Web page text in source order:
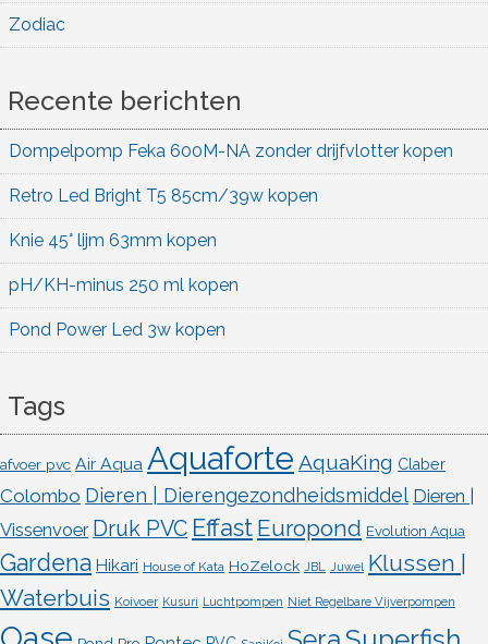
Zodiac
Recente berichten
Dompelpomp Feka 600M-NA zonder drijfvlotter kopen
Retro Led Bright T5 85cm/39w kopen
Knie 45° lijm 63mm kopen
pH/KH-minus 250 ml kopen
Pond Power Led 3w kopen
Tags
afvoer pvc Air Aqua Aquaforte AquaKing Claber
Colombo Dieren | Dierengezondheidsmiddel Dieren |
Vissenvoer Druk PVC Effast Europond Evolution Aqua
Gardena Hikari House of Kata HoZelock JBL Juwel Klussen |
Waterbuis Koivoer Kusuri Luchtpompen Niet Regelbare Vijverpompen